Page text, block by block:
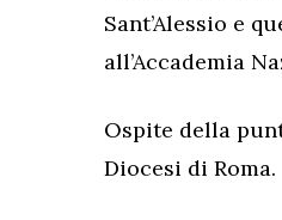
Sant’Alessio e
all’Accademia
Ospite della
Diocesi di Roma.